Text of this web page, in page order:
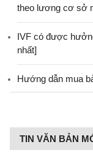
theo lương cơ sở
IVF có được
nhất]
Hướng dẫn mua
TIN VĂN BẢN